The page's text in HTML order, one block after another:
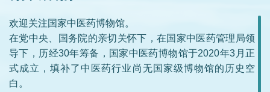
欢迎关注国家中医药博物馆。
在党中央、国务院的亲切关怀下，在国家中医药管理局领
导下，历经30年筹备，国家中医药博物馆于2020年3月正
式成立，填补了中医药行业尚无国家级博物馆的历史空
白。